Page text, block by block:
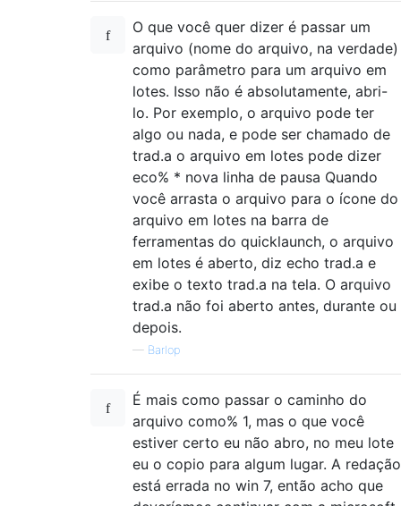
O que você quer dizer é passar um
arquivo (nome do arquivo, na verdade)
como parâmetro para um arquivo em
lotes. Isso não é absolutamente, abri-
lo. Por exemplo, o arquivo pode ter
algo ou nada, e pode ser chamado de
trad.a o arquivo em lotes pode dizer
eco% * nova linha de pausa Quando
você arrasta o arquivo para o ícone do
arquivo em lotes na barra de
ferramentas do quicklaunch, o arquivo
em lotes é aberto, diz echo trad.a e
exibe o texto trad.a na tela. O arquivo
trad.a não foi aberto antes, durante ou
depois.
— Barlop
É mais como passar o caminho do
arquivo como% 1, mas o que você
estiver certo eu não abro, no meu lote
eu o copio para algum lugar. A redação
está errada no win 7, então acho que